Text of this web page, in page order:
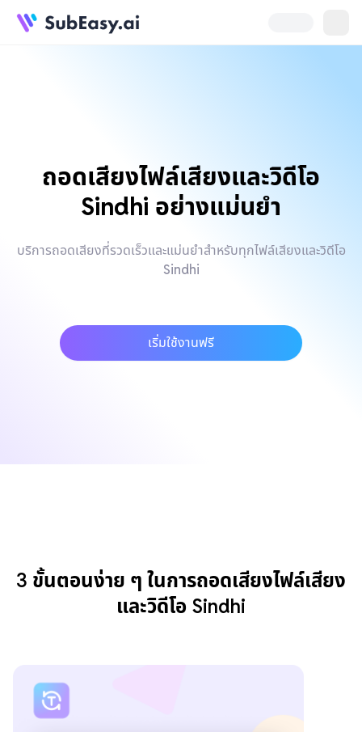
ถอดเสียงไฟล์เสียงและวิดีโอ
Sindhi อย่างแม่นยำ
บริการถอดเสียงที่รวดเร็วและแม่นยำสำหรับทุกไฟล์เสียงและวิดีโอ
Sindhi
เริ่มใช้งานฟรี
3 ขั้นตอนง่าย ๆ ในการถอดเสียงไฟล์เสียง
และวิดีโอ Sindhi